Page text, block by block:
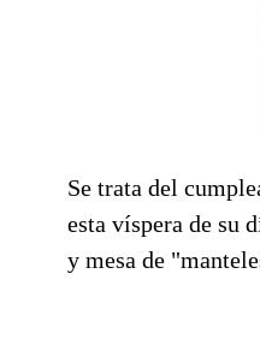
Se trata del
esta víspera de su
y mesa de